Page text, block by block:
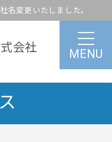
名変更いたしました。
会社 MENU